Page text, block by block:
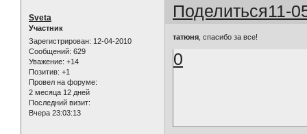
Поделиться11-
Sveta
Участник
Зарегистрирован: 12-04-2010
Сообщений: 629
Уважение: +14
Позитив: +1
Провел на форуме:
2 месяца 12 дней
Последний визит:
Вчера 23:03:13
татюня, спасибо за все!
0